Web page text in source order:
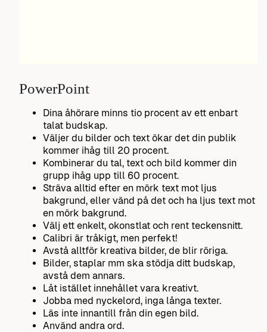
PowerPoint
Dina åhörare minns tio procent av ett enbart
talat budskap.
Väljer du bilder och text ökar det din publik
kommer ihåg till 20 procent.
Kombinerar du tal, text och bild kommer din
grupp ihåg upp till 60 procent.
Sträva alltid efter en mörk text mot ljus
bakgrund, eller vänd på det och ha ljus text mot
en mörk bakgrund.
Välj ett enkelt, okonstlat och rent teckensnitt.
Calibri är tråkigt, men perfekt!
Avstå alltför kreativa bilder, de blir röriga.
Bilder, staplar mm ska stödja ditt budskap,
avstå dem annars.
Låt istället innehållet vara kreativt.
Jobba med nyckelord, inga långa texter.
Läs inte innantill från din egen bild.
Använd andra ord.